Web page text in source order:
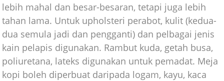
lebih mahal dan besar-besaran, tetapi juga lebih
tahan lama. Untuk upholsteri perabot, kulit (kedua-
dua semula jadi dan pengganti) dan pelbagai jenis
kain pelapis digunakan. Rambut kuda, getah busa,
poliuretana, lateks digunakan untuk pemadat. Meja
kopi boleh diperbuat daripada logam, kayu, kaca